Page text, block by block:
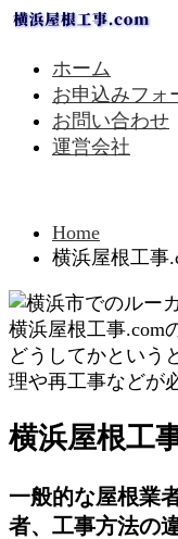
ホーム
お申込みフォ
お問い合わせ
運営会社
Home
横浜屋根工事
横浜屋根工事.com
どうしてかという
理や再工事などが
横浜屋根工
一般的な屋根業
者、工事方法の違